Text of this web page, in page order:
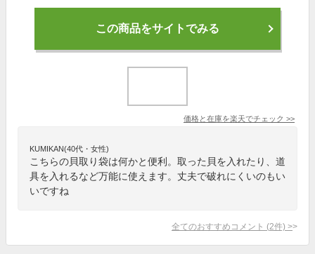
この商品をサイトでみる
価格と在庫を楽天でチェック >>
KUMIKAN(40代・女性)
こちらの貝取り袋は何かと便利。取った貝を入れたり、道
具を入れるなど万能に使えます。丈夫で破れにくいのもい
いですね
全てのおすすめコメント (2件) >